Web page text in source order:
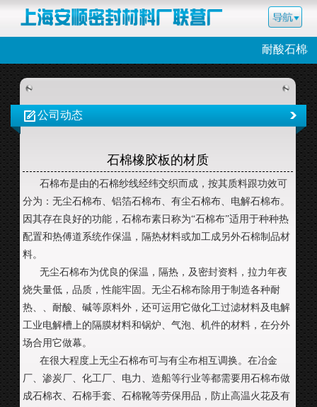
耐酸石棉
公司动态
石棉橡胶板的材质
石棉布是由的石棉纱线经纬交织而成，按其质料跟功效可
分为：无尘石棉布、铝箔石棉布、有尘石棉布、电解石棉布。
因其存在良好的功能，石棉布素日称为“石棉布”适用于种种热
配置和热傅道系统作保温，隔热材料或加工成另外石棉制品材
料。
无尘石棉布为优良的保温，隔热，及密封资料，拉力年夜
烧失量低，品质，性能牢固。无尘石棉布除用于制造各种耐
热、、耐酸、碱等原料外，还可运用它做化工过滤材料及电解
工业电解槽上的隔膜材料和锅炉、气泡、机件的材料，在分外
场合用它做幕。
在很大程度上无尘石棉布可与有尘布相互调换。在冶金
厂、渗炭厂、化工厂、电力、造船等行业等都需要用石棉布做
成石棉衣、石棉手套、石棉靴等劳保用品，防止高温火花及有